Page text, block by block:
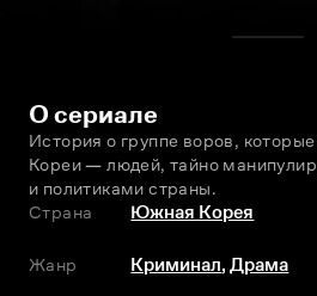
О сериале
История о группе воров,
Кореи — людей, тайно
и политиками страны.
Страна
Южная Корея
Жанр Криминал,Драма